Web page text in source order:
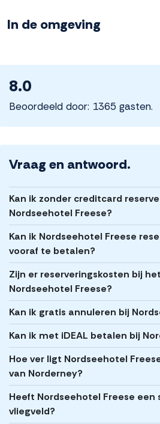
In de omgeving
8.0
Beoordeeld door: 1365 gasten.
Vraag en antwoord.
Kan ik zonder creditcard
Nordseehotel Freese?
Kan ik Nordseehotel Freese
vooraf te betalen?
Zijn er reserveringskosten bij
Nordseehotel Freese?
Kan ik gratis annuleren bij
Kan ik met iDEAL betalen bij
Hoe ver ligt Nordseehotel
van Norderney?
Heeft Nordseehotel Freese
vliegveld?